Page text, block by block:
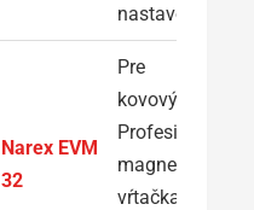
nastavovania
Narex EVM
32
Pre
kovovýrobu:
Profesionálna
magnetická
vŕtačka na